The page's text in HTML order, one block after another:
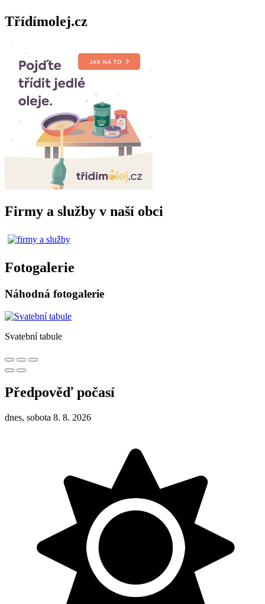
Třídímolej.cz
Firmy a služby v naší obci
Fotogalerie
Náhodná fotogalerie
Svatební tabule
Předpověď počasí
dnes, sobota 8. 8. 2026